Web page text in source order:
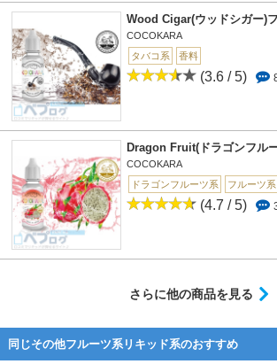
Wood Cigar(ウッドシガー)
COCOKARA
タバコ系
香料
(3.6 / 5)
Dragon Fruit(ドラゴンフル
COCOKARA
ドラゴンフルーツ系
フルーツ系
(4.7 / 5)
さらに他の商品を見る
同じその他フルーツ系リキッド系のおすすめ